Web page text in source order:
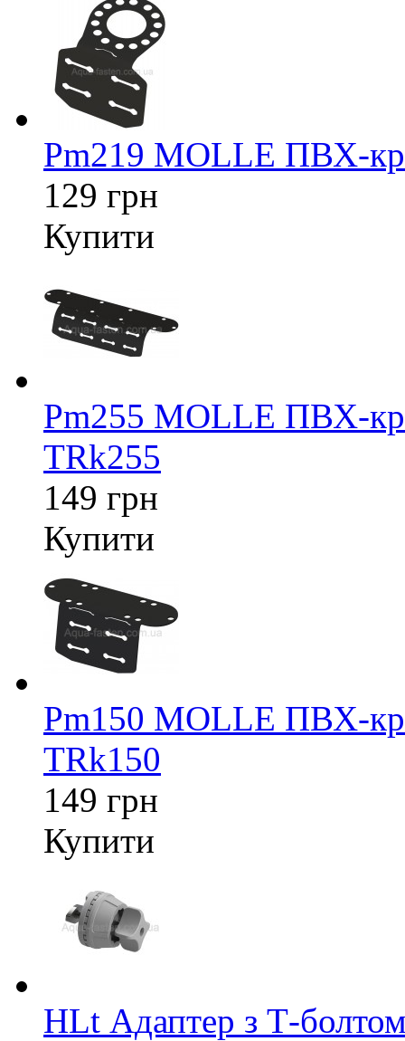
Pm219 MOLLE ПВХ-
129 грн
Купити
Pm255 MOLLE ПВХ-
TRk255
149 грн
Купити
Pm150 MOLLE ПВХ-
TRk150
149 грн
Купити
HLt Адаптер з Т-